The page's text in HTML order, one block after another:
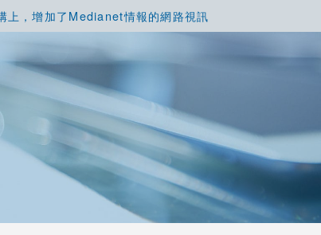
上，增加了Medianet情報的網路視訊